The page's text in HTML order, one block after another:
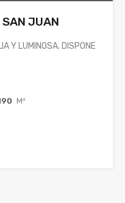
SAN JUAN
Y LUMINOSA. DISPONE
M²